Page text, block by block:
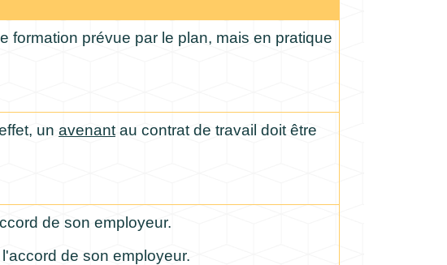
formation prévue par le plan, mais en pratique
un avenant au contrat de travail doit être
de son employeur.
de son employeur.